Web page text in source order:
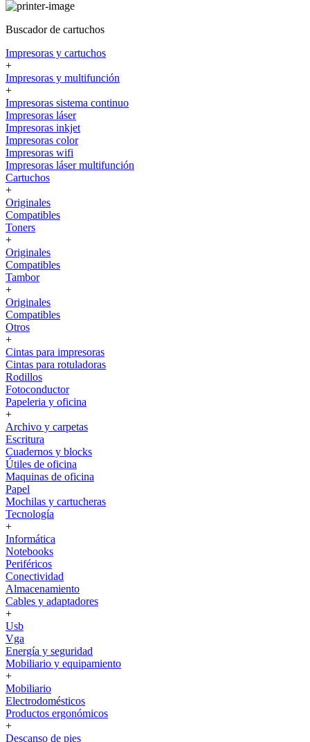
Buscador de cartuchos
Impresoras y cartuchos
+
Impresoras y multifunción
+
Impresoras sistema continuo
Impresoras láser
Impresoras inkjet
Impresoras color
Impresoras wifi
Impresoras láser multifunción
Cartuchos
+
Originales
Compatibles
Toners
+
Originales
Compatibles
Tambor
+
Originales
Compatibles
Otros
+
Cintas para impresoras
Cintas para rotuladoras
Rodillos
Fotoconductor
Papeleria y oficina
+
Archivo y carpetas
Escritura
Cuadernos y blocks
Útiles de oficina
Maquinas de oficina
Papel
Mochilas y cartucheras
Tecnología
+
Informática
Notebooks
Periféricos
Conectividad
Almacenamiento
Cables y adaptadores
+
Usb
Vga
Energía y seguridad
Mobiliario y equipamiento
+
Mobiliario
Electrodomésticos
Productos ergonómicos
+
Descanso de pies